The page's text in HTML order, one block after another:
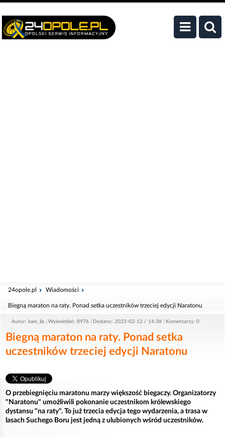
24opole.pl Wiadomości
Biegną maraton na raty. Ponad setka uczestników trzeciej edycji Naratonu
Autor: kam_ila Wyświetleń: 8976 Dodano: 2023-02-12 / 14:38 Komentarzy: 0
Biegną maraton na raty. Ponad setka
uczestników trzeciej edycji Naratonu
O przebiegnięciu maratonu marzy większość biegaczy. Organizatorzy
"Naratonu" umożliwili pokonanie uczestnikom królewskiego
dystansu "na raty". To już trzecia edycja tego wydarzenia, a trasa w
lasach Suchego Boru jest jedną z ulubionych wśród uczestników.